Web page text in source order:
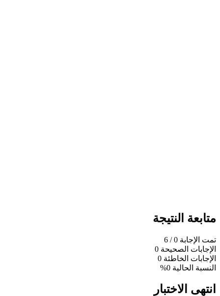
متابعة النتيجة
تمت الإجابة 0
/ 6
الإجابات الصحيحة 0
الإجابات الخاطئة 0
النسبة الحالية 0%
انتهى الاختبار